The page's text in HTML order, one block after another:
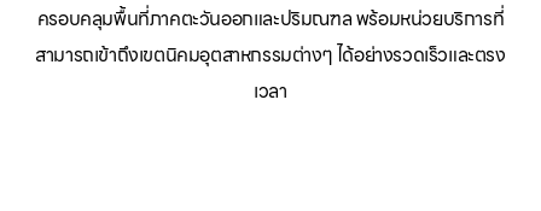
ครอบคลุมพื้นที่ภาคตะวันออกและปริมณฑล พร้อมหน่วยบริการที่
สามารถเข้าถึงเขตนิคมอุตสาหกรรมต่างๆ ได้อย่างรวดเร็วและตรง
เวลา